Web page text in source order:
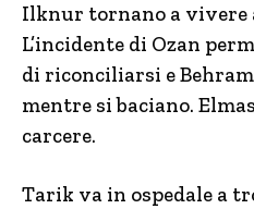
Ilknur tornano a vivere
L’incidente di Ozan
di riconciliarsi e
mentre si baciano.
carcere.
Tarik va in ospedale a